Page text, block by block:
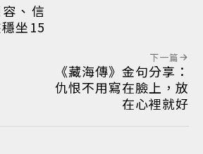
、信
坐15
下一篇
《藏海傳》金句分享：
仇恨不用寫在臉上，放
在心裡就好